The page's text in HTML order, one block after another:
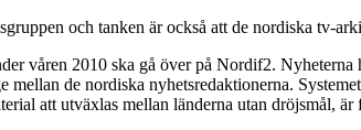
och tanken är också att de nordiska tv-
våren 2010 ska gå över på Nordif2.
mellan de nordiska nyhetsredaktionerna.
att utväxlas mellan länderna utan dröjsmål, är